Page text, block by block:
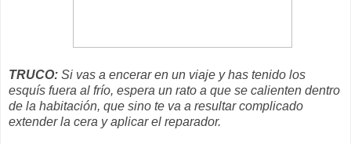
TRUCO: Si vas a encerar en un viaje y has tenido los
esquís fuera al frío, espera un rato a que se calienten dentro
de la habitación, que sino te va a resultar complicado
extender la cera y aplicar el reparador.